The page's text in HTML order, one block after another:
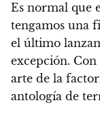
Es normal que
tengamos una
el último
excepción. Con
arte de la
antología de